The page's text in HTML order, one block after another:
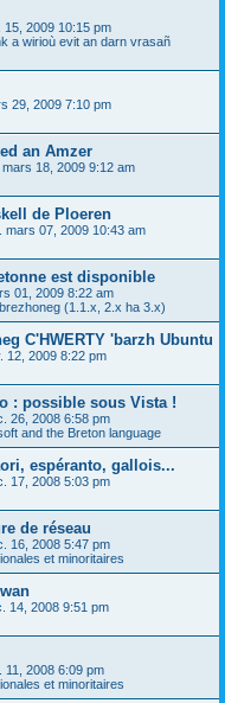
15, 2009 10:15 pm
a wirioù evit an darn vrasañ
29, 2009 7:10 pm
an Amzer
mars 18, 2009 9:12 am
de Ploeren
mars 07, 2009 10:43 am
est disponible
01, 2009 8:22 am
(1.1.x, 2.x ha 3.x)
C'HWERTY 'barzh Ubuntu
12, 2009 8:22 pm
: possible sous Vista !
26, 2008 6:58 pm
and the Breton language
espéranto, gallois...
17, 2008 5:03 pm
de réseau
16, 2008 5:47 pm
et minoritaires
14, 2008 9:51 pm
11, 2008 6:09 pm
et minoritaires